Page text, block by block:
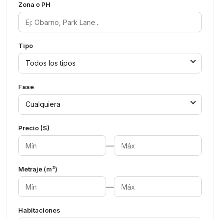
Zona o PH
Tipo
Todos los tipos
Fase
Cualquiera
Precio ($)
—
Metraje (m²)
—
Habitaciones